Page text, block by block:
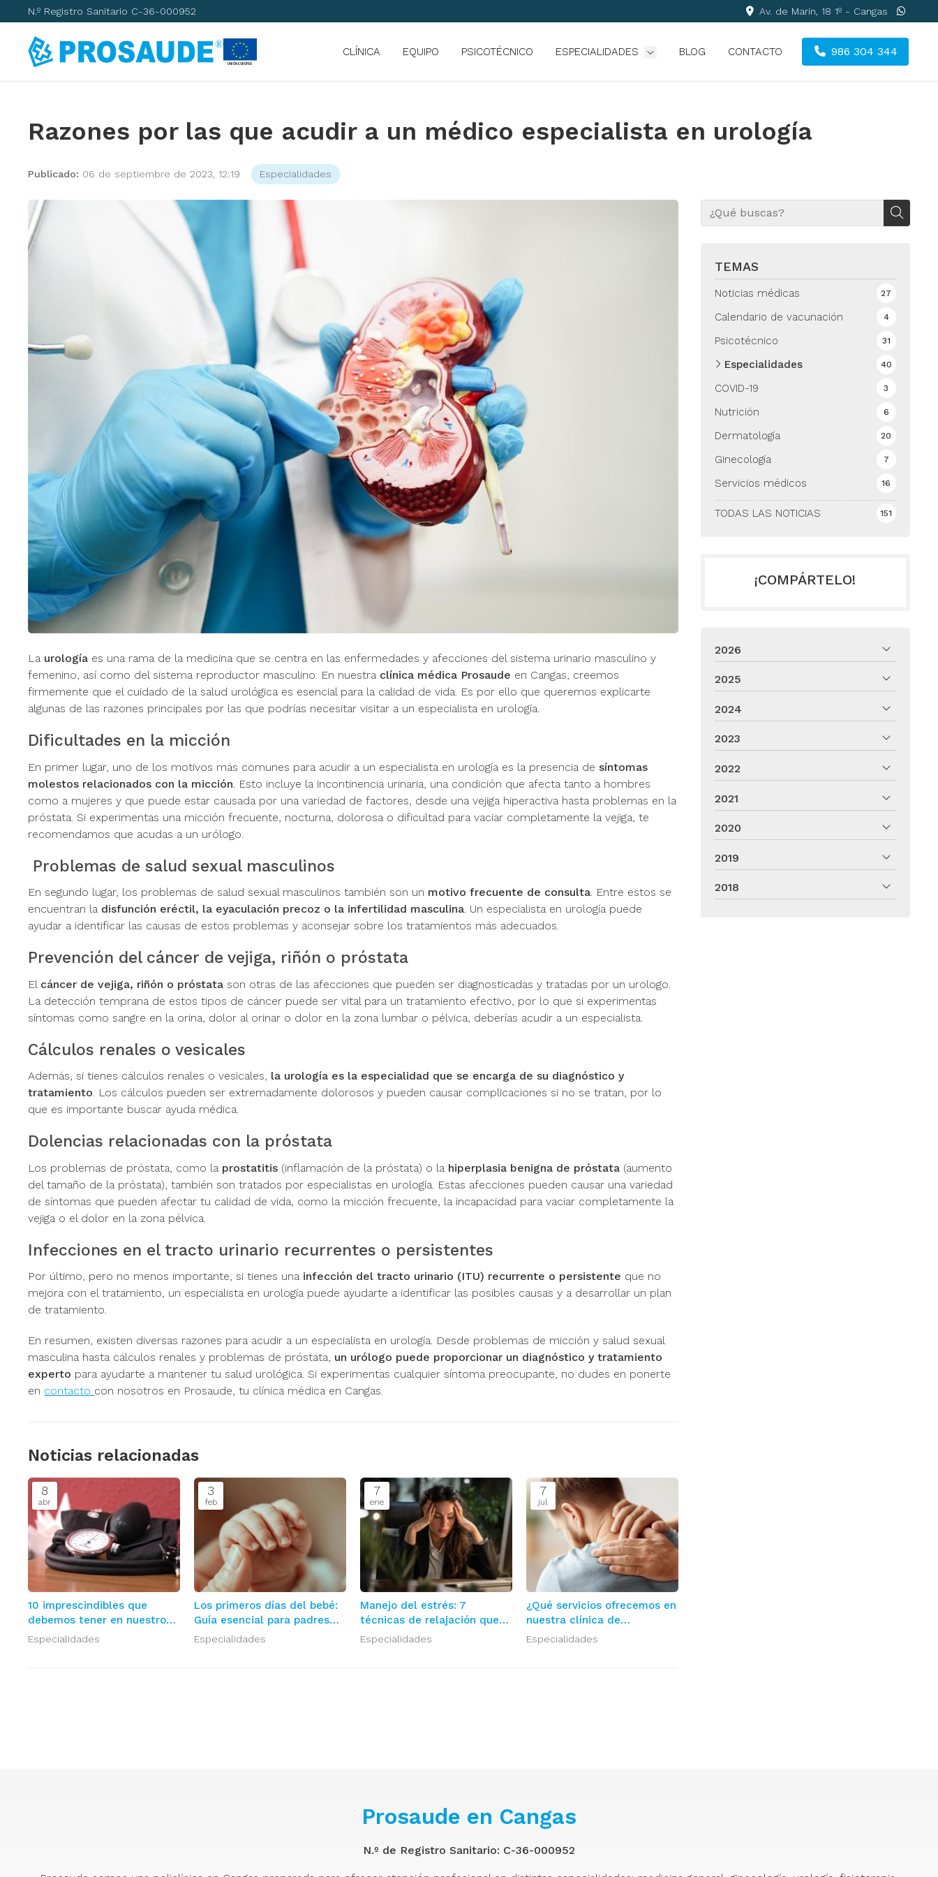
N.º Registro Sanitario C-36-000952 Av. de Marín, 18 1º - Cangas
CLÍNICA EQUIPO PSICOTÉCNICO ESPECIALIDADES BLOG CONTACTO 986 304 344
Razones por las que acudir a un médico especialista en urología
Publicado: 06 de septiembre de 2023, 12:19 Especialidades
TEMAS
TODAS LAS NOTICIAS 151
Noticias médicas 27
Calendario de vacunación 4
Psicotécnico 31
Especialidades 40
COVID-19 3
Nutrición 6
Dermatología 20
Ginecología 7
Servicios médicos 16
La urología es una rama de la medicina que se centra en las enfermedades y afecciones del sistema urinario masculino y
femenino, así como del sistema reproductor masculino. En nuestra clínica médica Prosaude en Cangas, creemos
firmemente que el cuidado de la salud urológica es esencial para la calidad de vida. Es por ello que queremos explicarte
algunas de las razones principales por las que podrías necesitar visitar a un especialista en urología.
Dificultades en la micción
En primer lugar, uno de los motivos más comunes para acudir a un especialista en urología es la presencia desíntomas
molestos relacionados con la micción . Esto incluye la incontinencia urinaria, una condición que afecta tanto a hombres
como a mujeres y que puede estar causada por una variedad de factores, desde una vejiga hiperactiva hasta problemas en la
próstata. Si experimentas una micción frecuente, nocturna, dolorosa o dificultad para vaciar completamente la vejiga, te
recomendamos que acudas a un urólogo.
Problemas de salud sexual masculinos
En segundo lugar, los problemas de salud sexual masculinos también son un motivo frecuente de consulta. Entre estos se
encuentran la disfunción eréctil, la eyaculación precoz o la infertilidad masculina. Un especialista en urología puede
ayudar a identificar las causas de estos problemas y aconsejar sobre los tratamientos más adecuados.
Prevención del cáncer de vejiga, riñón o próstata
El cáncer de vejiga, riñón o próstata son otras de las afecciones que pueden ser diagnosticadas y tratadas por un urologo.
La detección temprana de estos tipos de cáncer puede ser vital para un tratamiento efectivo, por lo que si experimentas
síntomas como sangre en la orina, dolor al orinar o dolor en la zona lumbar o pélvica, deberías acudir a un especialista.
Cálculos renales o vesicales
Además, si tienes cálculos renales o vesicales, la urología es la especialidad que se encarga de su diagnóstico y
tratamiento. Los cálculos pueden ser extremadamente dolorosos y pueden causar complicaciones si no se tratan, por lo
que es importante buscar ayuda médica.
Dolencias relacionadas con la próstata
Los problemas de próstata, como la prostatitis (inflamación de la próstata) o la hiperplasia benigna de próstata (aumento
del tamaño de la próstata), también son tratados por especialistas en urología. Estas afecciones pueden causar una variedad
de síntomas que pueden afectar tu calidad de vida, como la micción frecuente, la incapacidad para vaciar completamente la
vejiga o el dolor en la zona pélvica.
Infecciones en el tracto urinario recurrentes o persistentes
Por último, pero no menos importante, si tienes una infección del tracto urinario (ITU) recurrente o persistente que no
mejora con el tratamiento, un especialista en urología puede ayudarte a identificar las posibles causas y a desarrollar un plan
de tratamiento.
En resumen, existen diversas razones para acudir a un especialista en urología. Desde problemas de micción y salud sexual
masculina hasta cálculos renales y problemas de próstata, un urólogo puede proporcionar un diagnóstico y tratamiento
experto para ayudarte a mantener tu salud urológica. Si experimentas cualquier síntoma preocupante, no dudes en ponerte
en contacto con nosotros en Prosaude, tu clínica médica en Cangas.
Noticias relacionadas
8
abr
10 imprescindibles que
debemos tener en nuestro
botiquín para evitar
Especialidades
3
feb
Los primeros días del bebé:
Guía esencial para padres
primerizos
Especialidades
7
ene
Manejo del estrés: 7
técnicas de relajación que
realmente funcionan
Especialidades
7
jul
¿Qué servicios ofrecemos en
nuestra clínica de
fisioterapia en Cangas?
Especialidades
¡COMPÁRTELO!
2026
2025
2024
2023
2022
2021
2020
2019
2018
Prosaude en Cangas
N.º de Registro Sanitario: C-36-000952